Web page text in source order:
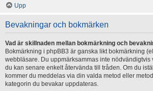
Upp
Bevakningar och bokmärken
Vad är skillnaden mellan bokmärkning och
Bokmärkning i phpBB3 är ganska likt bokmärkning
webbläsare. Du uppmärksammas inte nödvändigtvis
du kan senare enkelt återvända till tråden. Om du
kommer du meddelas via din valda metod eller
kategorin du bevakar uppdateras.